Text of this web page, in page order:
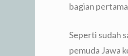
bagian
Seperti sudah
pemuda Jawa